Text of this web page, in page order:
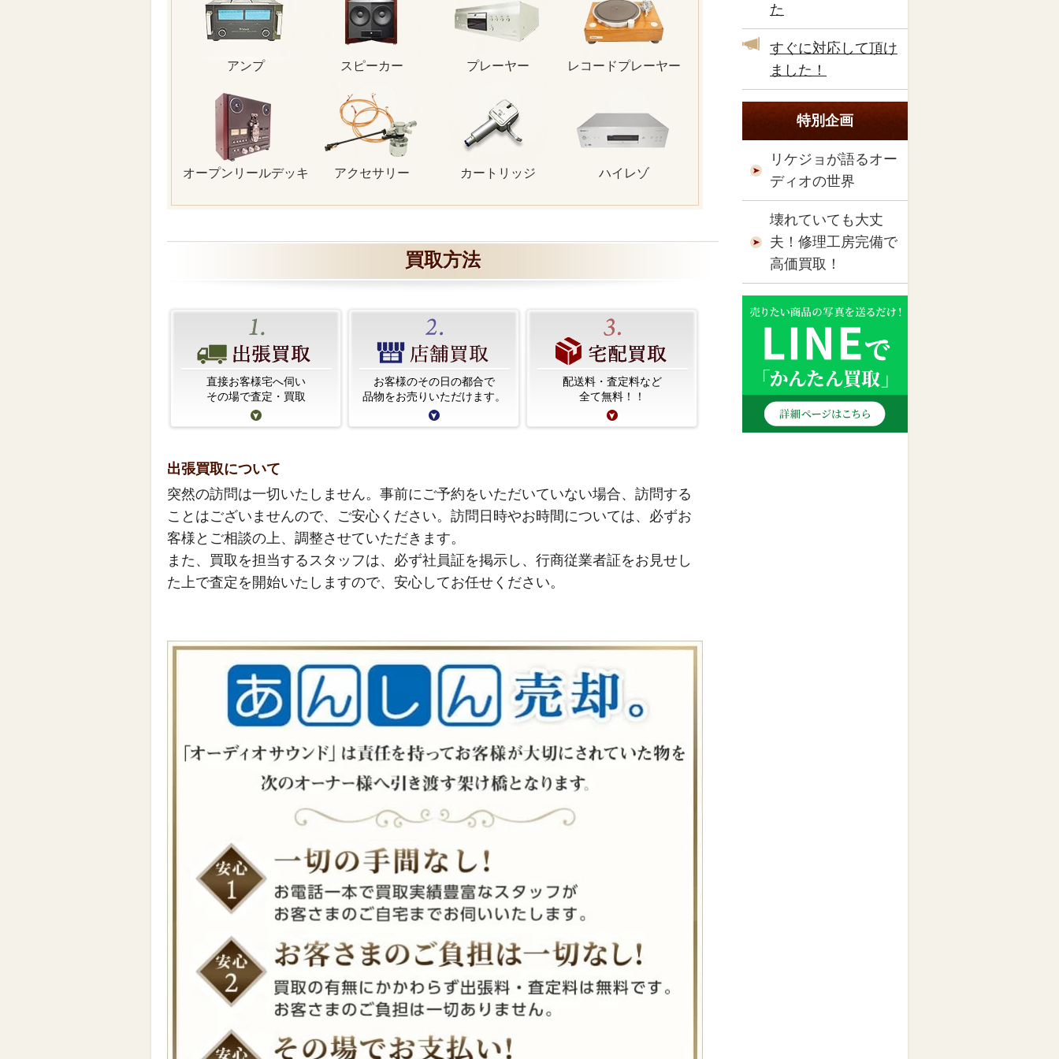
アンプ スピーカー プレーヤー レコードプレーヤー
オープンリールデッキ アクセサリー カートリッジ ハイレゾ
買取方法
直接お客様宅へ伺い
その場で査定・買取
お客様のその日の都合で
品物をお売りいただけます。
配送料・査定料など
全て無料！！
出張買取について
突然の訪問は一切いたしません。事前にご予約をいただいていない場合、訪問する
ことはございませんので、ご安心ください。訪問日時やお時間については、必ずお
客様とご相談の上、調整させていただきます。
また、買取を担当するスタッフは、必ず社員証を掲示し、行商従業者証をお見せし
た上で査定を開始いたしますので、安心してお任せください。
た
すぐに対応して頂け
ました！
特別企画
リケジョが語るオー
ディオの世界
壊れていても大丈
夫！修理工房完備で
高価買取！